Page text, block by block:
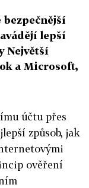
bezpečnější
lepší
Největší
a Microsoft,
účtu přes
způsob, jak
ověření